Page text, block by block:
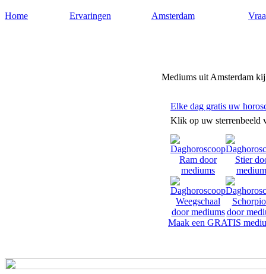
Home Ervaringen Amsterdam
Mediums uit Amsterdam
Elke dag gratis uw
Klik op uw sterrenbeeld
Maak een GRATIS